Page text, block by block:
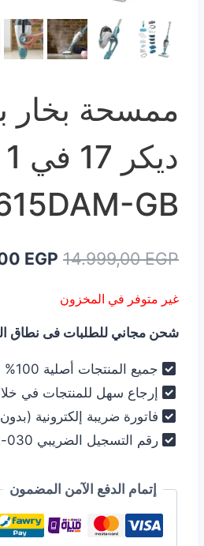
ممسحة بخار
ديكر 17 في 1
GB
14.999,00EGP
السعر
EGP.
EGP
غير متوفر في المخزون
شحن مجاني للطلبات فى نطاق
جميع المنتجات أصلية 100% - فرز أول فقط .
إرجاع سهل للمنتجات في خلال 30
فاتورة ضريبة إلكترونية
رقم التسجيل الضريبي 030-012-250 .
إتمام الدفع الآمن المضمون